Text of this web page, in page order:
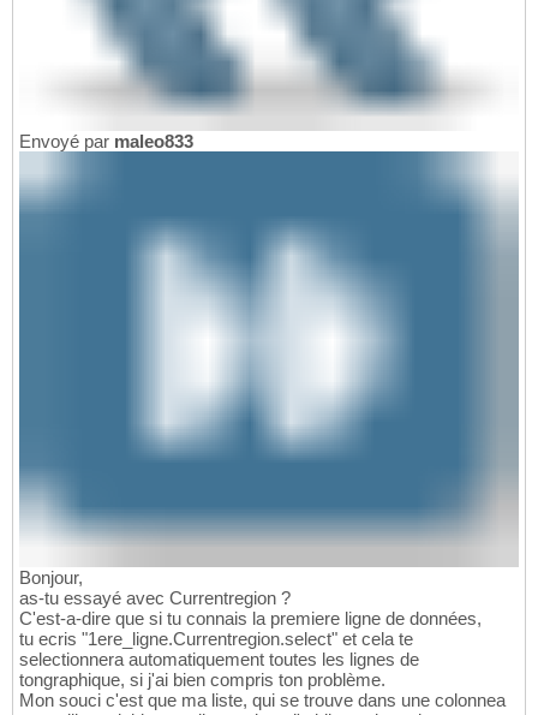
Envoyé par maleo833
Bonjour,
as-tu essayé avec Currentregion ?
C'est-a-dire que si tu connais la premiere ligne de données,
tu ecris "1ere_ligne.Currentregion.select" et cela te
selectionnera automatiquement toutes les lignes de
tongraphique, si j'ai bien compris ton problème.
Mon souci c'est que ma liste, qui se trouve dans une colonnea